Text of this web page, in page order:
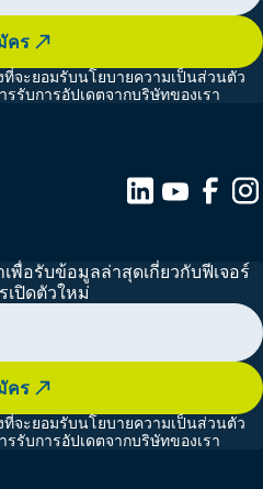
คร
จะยอมรับนโยบายความเป็นส่วนตัว
รับการอัปเดตจากบริษัทของเรา
พื่อรับข้อมูลล่าสุดเกี่ยวกับฟีเจอร์
เปิดตัวใหม่
คร
จะยอมรับนโยบายความเป็นส่วนตัว
รับการอัปเดตจากบริษัทของเรา